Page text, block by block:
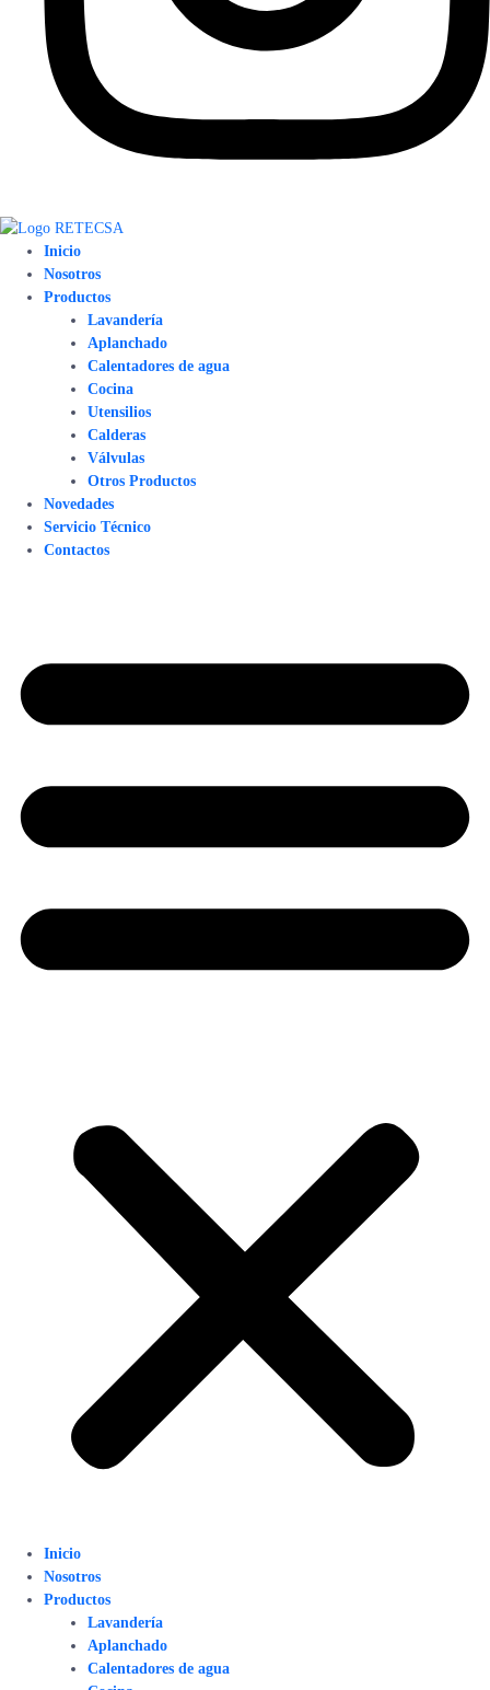
Inicio
Nosotros
Productos
Lavandería
Aplanchado
Calentadores de agua
Cocina
Utensilios
Calderas
Válvulas
Otros Productos
Novedades
Servicio Técnico
Contactos
Inicio
Nosotros
Productos
Lavandería
Aplanchado
Calentadores de agua